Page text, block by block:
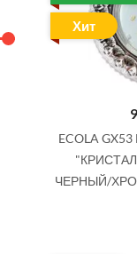
Хит
ECOLA
ЧЕРНЫЙ/